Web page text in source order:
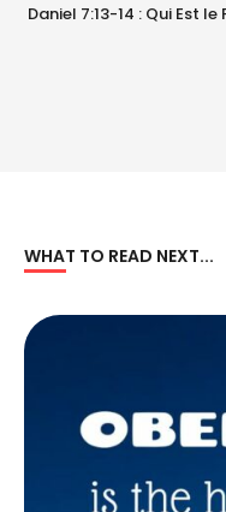
Daniel 7:13-14 : Qui Est
WHAT TO READ NEXT...